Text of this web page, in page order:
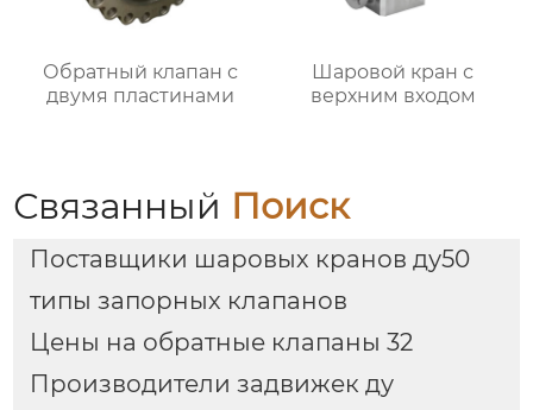
Обратный клапан с
двумя пластинами
Шаровой кран с
верхним входом
Связанный Поиск
Поставщики шаровых кранов ду50
типы запорных клапанов
Цены на обратные клапаны 32
Производители задвижек ду